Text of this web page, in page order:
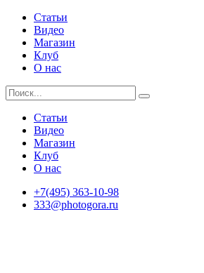
Статьи
Видео
Магазин
Клуб
О нас
Статьи
Видео
Магазин
Клуб
О нас
+7(495) 363-10-98
333@photogora.ru